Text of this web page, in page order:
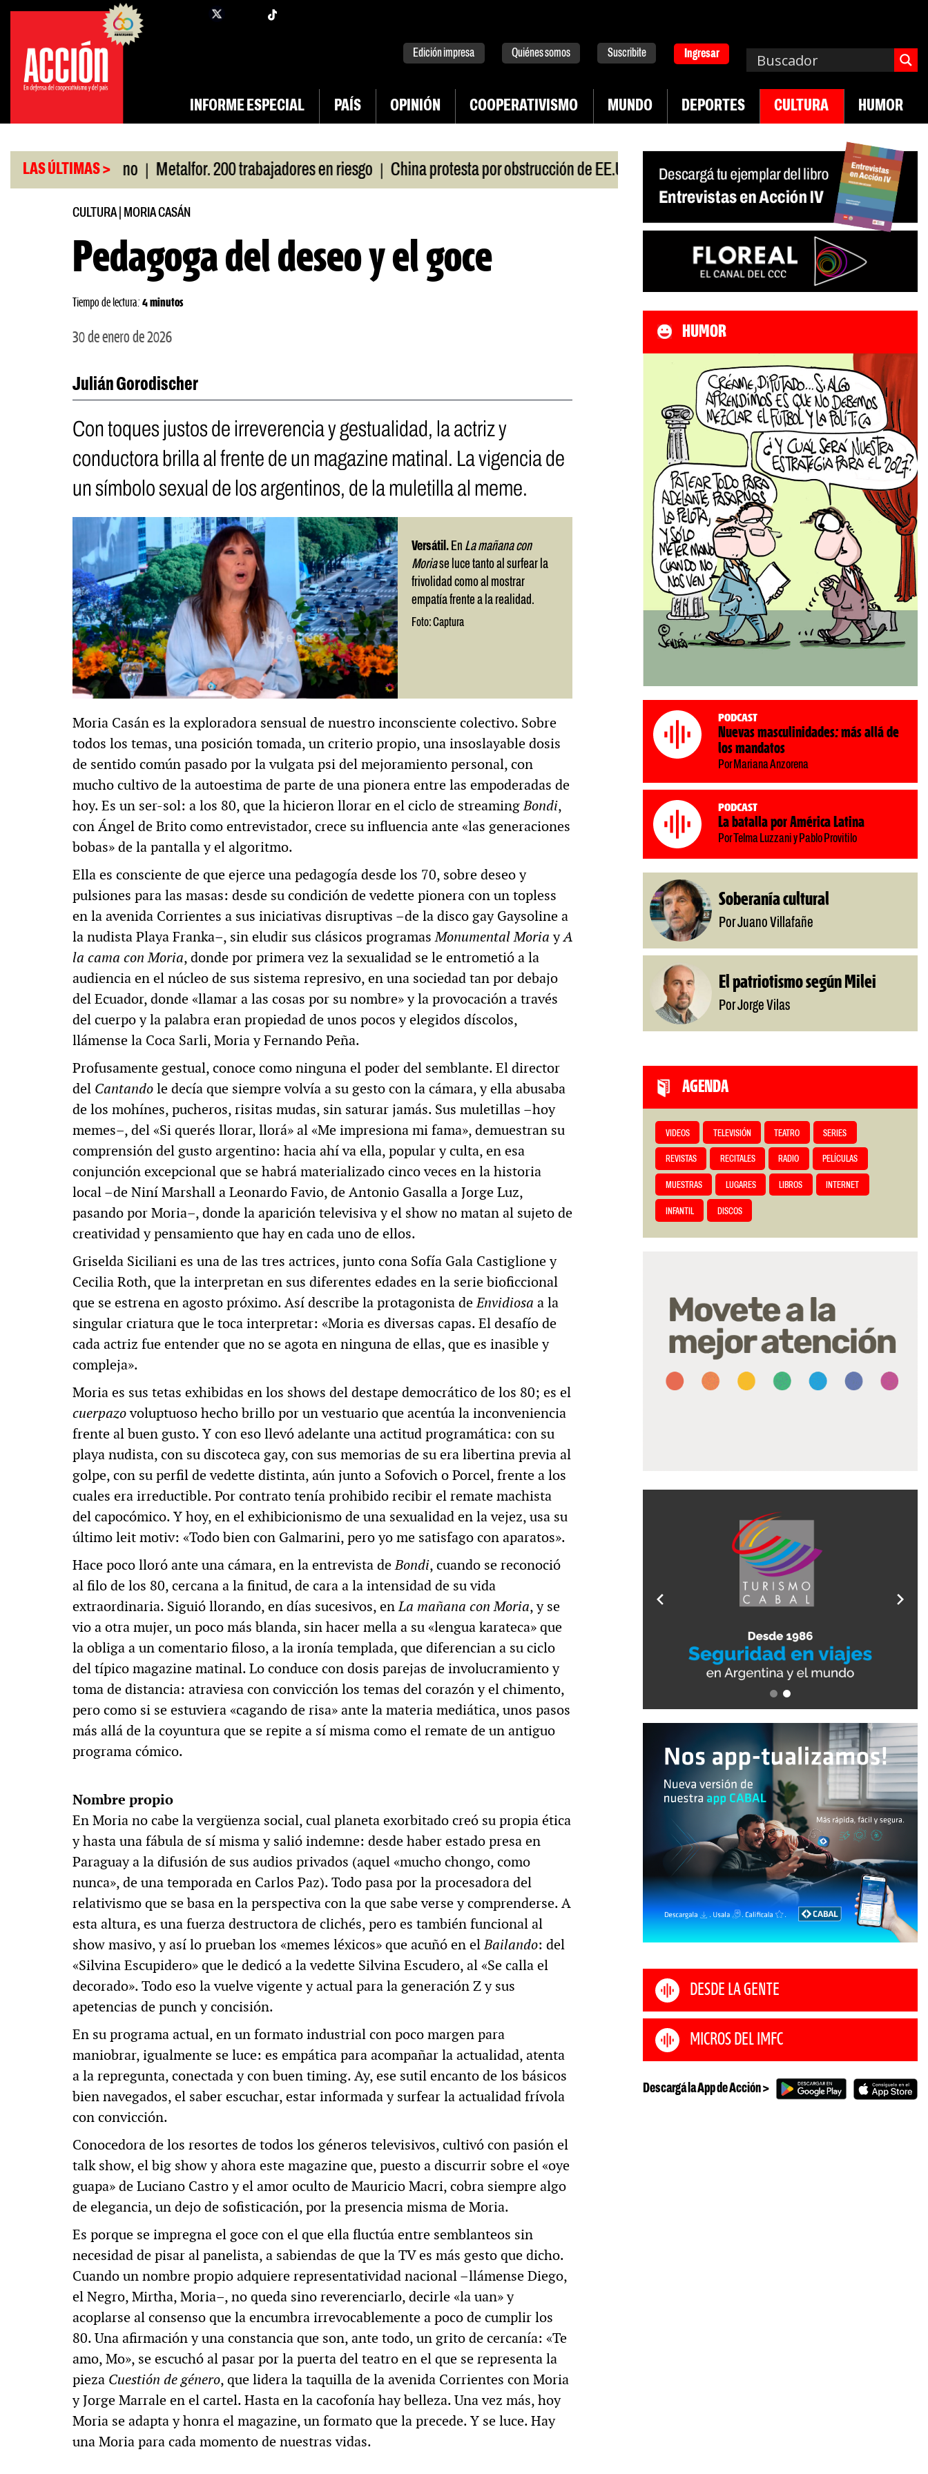
Saltar
contenido
facebook
Edición impresa Quiénes somos Suscribite Ingresar
INFORME ESPECIAL PAÍS OPINIÓN COOPERATIVISMO MUNDO DEPORTES CULTURA HUMOR
LAS ÚLTIMAS >
San Cayetano | Metalfor. 200 trabajadores en riesgo | China protesta por obstrucción de EE.UU en Neuquén | Miguel Díaz-Canel: «Es un genocidio»
CULTURA| MORIA CASÁN
Pedagoga del deseo y el goce
Tiempo de lectura: 4 minutos
30 de enero de 2026
Julián Gorodischer
Con toques justos de irreverencia y gestualidad, la actriz y
conductora brilla al frente de un magazine matinal. La vigencia de
un símbolo sexual de los argentinos, de la muletilla al meme.
Versátil.En La mañana con
Moriase luce tanto al surfear la
frivolidad como al mostrar
empatía frente a la realidad.
Foto: Captura
Moria Casán es la exploradora sensual de nuestro inconsciente colectivo. Sobre
todos los temas, una posición tomada, un criterio propio, una insoslayable dosis
de sentido común pasado por la vulgata psi del mejoramiento personal, con
mucho cultivo de la autoestima de parte de una pionera entre las empoderadas de
hoy. Es un ser-sol: a los 80, que la hicieron llorar en el ciclo de streamingBondi,
con Ángel de Brito como entrevistador, crece su influencia ante «las generaciones
bobas» de la pantalla y el algoritmo.
Ella es consciente de que ejerce una pedagogía desde los 70, sobre deseo y
pulsiones para las masas: desde su condición de vedette pionera con un topless
en la avenida Corrientes a sus iniciativas disruptivas –de la disco gay Gaysoline a
la nudista Playa Franka–, sin eludir sus clásicos programasMonumental MoriayA
la cama con Moria, donde por primera vez la sexualidad se le entrometió a la
audiencia en el núcleo de sus sistema represivo, en una sociedad tan por debajo
del Ecuador, donde «llamar a las cosas por su nombre» y la provocación a través
del cuerpo y la palabra eran propiedad de unos pocos y elegidos díscolos,
llámense la Coca Sarli, Moria y Fernando Peña.
Profusamente gestual, conoce como ninguna el poder del semblante. El director
del Cantandole decía que siempre volvía a su gesto con la cámara, y ella abusaba
de los mohínes, pucheros, risitas mudas, sin saturar jamás. Sus muletillas –hoy
memes–, del «Si querés llorar, llorá» al «Me impresiona mi fama», demuestran su
comprensión del gusto argentino: hacia ahí va ella, popular y culta, en esa
conjunción excepcional que se habrá materializado cinco veces en la historia
local –de Niní Marshall a Leonardo Favio, de Antonio Gasalla a Jorge Luz,
pasando por Moria–, donde la aparición televisiva y el show no matan al sujeto de
creatividad y pensamiento que hay en cada uno de ellos.
Griselda Siciliani es una de las tres actrices, junto cona Sofía Gala Castiglione y
Cecilia Roth, que la interpretan en sus diferentes edades en la serie bioficcional
que se estrena en agosto próximo. Así describe la protagonista deEnvidiosa a la
singular criatura que le toca interpretar: «Moria es diversas capas. El desafío de
cada actriz fue entender que no se agota en ninguna de ellas, que es inasible y
compleja».
Moria es sus tetas exhibidas en los shows del destape democrático de los 80; es el
cuerpazovoluptuoso hecho brillo por un vestuario que acentúa la inconveniencia
frente al buen gusto. Y con eso llevó adelante una actitud programática: con su
playa nudista, con su discoteca gay, con sus memorias de su era libertina previa al
golpe, con su perfil de vedette distinta, aún junto a Sofovich o Porcel, frente a los
cuales era irreductible. Por contrato tenía prohibido recibir el remate machista
del capocómico. Y hoy, en el exhibicionismo de una sexualidad en la vejez, usa su
último leit motiv: «Todo bien con Galmarini, pero yo me satisfago con aparatos».
Hace poco lloró ante una cámara, en la entrevista deBondi, cuando se reconoció
al filo de los 80, cercana a la finitud, de cara a la intensidad de su vida
extraordinaria. Siguió llorando, en días sucesivos, enLa mañana con Moria, y se
vio a otra mujer, un poco más blanda, sin hacer mella a su «lengua karateca» que
la obliga a un comentario filoso, a la ironía templada, que diferencian a su ciclo
del típico magazine matinal. Lo conduce con dosis parejas de involucramiento y
toma de distancia: atraviesa con convicción los temas del corazón y el chimento,
pero como si se estuviera «cagando de risa» ante la materia mediática, unos pasos
más allá de la coyuntura que se repite a sí misma como el remate de un antiguo
programa cómico.
Nombre propio
En Moria no cabe la vergüenza social, cual planeta exorbitado creó su propia ética
y hasta una fábula de sí misma y salió indemne: desde haber estado presa en
Paraguay a la difusión de sus audios privados (aquel «mucho chongo, como
nunca», de una temporada en Carlos Paz). Todo pasa por la procesadora del
relativismo que se basa en la perspectiva con la que sabe verse y comprenderse. A
esta altura, es una fuerza destructora de clichés, pero es también funcional al
show masivo, y así lo prueban los «memes léxicos» que acuñó en elBailando: del
«Silvina Escupidero» que le dedicó a la vedette Silvina Escudero, al «Se calla el
decorado». Todo eso la vuelve vigente y actual para la generación Z y sus
apetencias de punch y concisión.
En su programa actual, en un formato industrial con poco margen para
maniobrar, igualmente se luce: es empática para acompañar la actualidad, atenta
a la repregunta, conectada y con buen timing. Ay, ese sutil encanto de los básicos
bien navegados, el saber escuchar, estar informada y surfear la actualidad frívola
con convicción.
Conocedora de los resortes de todos los géneros televisivos, cultivó con pasión el
talk show, el big show y ahora este magazine que, puesto a discurrir sobre el «oye
guapa» de Luciano Castro y el amor oculto de Mauricio Macri, cobra siempre algo
de elegancia, un dejo de sofisticación, por la presencia misma de Moria.
Es porque se impregna el goce con el que ella fluctúa entre semblanteos sin
necesidad de pisar al panelista, a sabiendas de que la TV es más gesto que dicho.
Cuando un nombre propio adquiere representatividad nacional –llámense Diego,
el Negro, Mirtha, Moria–, no queda sino reverenciarlo, decirle «la uan» y
acoplarse al consenso que la encumbra irrevocablemente a poco de cumplir los
80. Una afirmación y una constancia que son, ante todo, un grito de cercanía: «Te
amo, Mo», se escuchó al pasar por la puerta del teatro en el que se representa la
pieza Cuestión de género, que lidera la taquilla de la avenida Corrientes con Moria
y Jorge Marrale en el cartel. Hasta en la cacofonía hay belleza. Una vez más, hoy
Moria se adapta y honra el magazine, un formato que la precede. Y se luce. Hay
una Moria para cada momento de nuestras vidas.
HUMOR
Podcast
Nuevas masculinidades: más allá de
los mandatos
Por Mariana Anzorena
Podcast
La batalla por América Latina
Por Telma Luzzani y Pablo Provitilo
Soberanía cultural
Por Juano Villafañe
El patriotismo según Milei
Por Jorge Vilas
AGENDA
VIDEOS TELEVISIÓN TEATRO SERIES
REVISTAS RECITALES RADIO PELÍCULAS
MUESTRAS LUGARES LIBROS INTERNET
INFANTIL DISCOS
DESDE LA GENTE
MICROS DEL IMFC
Descargá la App de Acción >